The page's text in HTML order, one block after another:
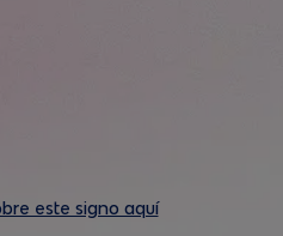
este signo aquí